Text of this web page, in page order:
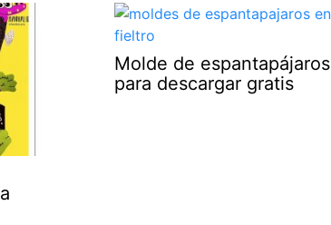
Molde de espantapájaros
para descargar gratis